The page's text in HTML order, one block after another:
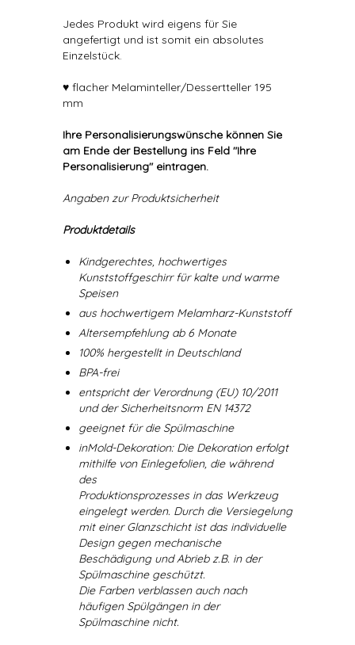
Jedes Produkt wird eigens für Sie
angefertigt und ist somit ein absolutes
Einzelstück.
♥ flacher Melaminteller/Dessertteller 195
mm
Ihre Personalisierungswünsche können Sie
am Ende der Bestellung ins Feld "Ihre
Personalisierung" eintragen.
Angaben zur Produktsicherheit
Produktdetails
Kindgerechtes, hochwertiges
Kunststoffgeschirr für kalte und warme
Speisen
aus hochwertigem Melamharz-Kunststoff
Altersempfehlung ab 6 Monate
100% hergestellt in Deutschland
BPA-frei
entspricht der Verordnung (EU) 10/2011
und der Sicherheitsnorm EN 14372
geeignet für die Spülmaschine
inMold-Dekoration: Die Dekoration erfolgt
mithilfe von Einlegefolien, die während
des
Produktionsprozesses in das Werkzeug
eingelegt werden. Durch die Versiegelung
mit einer Glanzschicht ist das individuelle
Design gegen mechanische
Beschädigung und Abrieb z.B. in der
Spülmaschine geschützt.
Die Farben verblassen auch nach
häufigen Spülgängen in der
Spülmaschine nicht.